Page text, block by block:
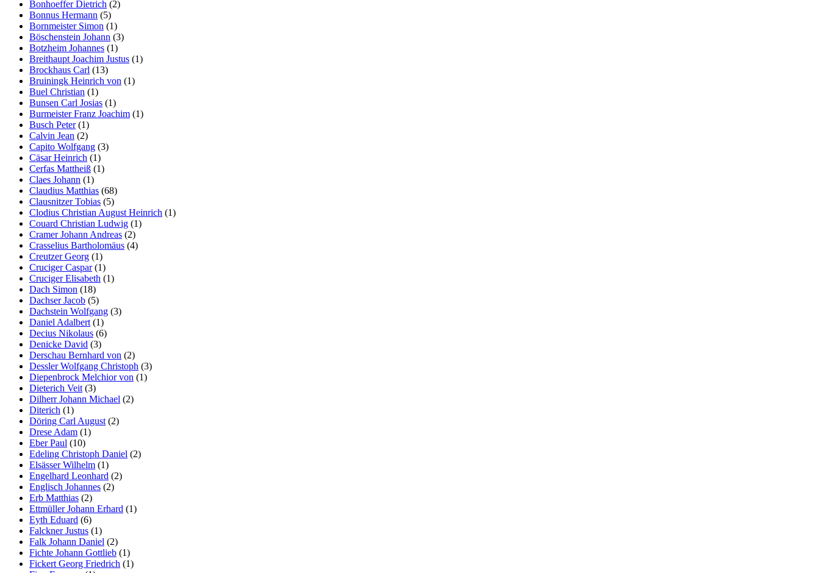
Bonhoeffer Dietrich (2)
Bonnus Hermann (5)
Bornmeister Simon (1)
Böschenstein Johann (3)
Botzheim Johannes (1)
Breithaupt Joachim Justus (1)
Brockhaus Carl (13)
Bruiningk Heinrich von (1)
Buel Christian (1)
Bunsen Carl Josias (1)
Burmeister Franz Joachim (1)
Busch Peter(1)
Calvin Jean (2)
Capito Wolfgang (3)
Cäsar Heinrich (1)
Cerfas Mattheiß (1)
Claes Johann (1)
Claudius Matthias (68)
Clausnitzer Tobias (5)
Clodius Christian August Heinrich (1)
Couard Christian Ludwig (1)
Cramer Johann Andreas (2)
Crasselius Bartholomäus (4)
Creutzer Georg (1)
Cruciger Caspar(1)
Cruciger Elisabeth (1)
Dach Simon (18)
Dachser Jacob (5)
Dachstein Wolfgang (3)
Daniel Adalbert (1)
Decius Nikolaus (6)
Denicke David (3)
Derschau Bernhard von (2)
Dessler Wolfgang Christoph (3)
Diepenbrock Melchior von (1)
Dieterich Veit (3)
Dilherr Johann Michael (2)
Diterich (1)
Döring Carl August (2)
Drese Adam (1)
Eber Paul (10)
Edeling Christoph Daniel (2)
Elsässer Wilhelm (1)
Engelhard Leonhard (2)
Englisch Johannes (2)
Erb Matthias (2)
Ettmüller Johann Erhard (1)
Eyth Eduard (6)
Falckner Justus (1)
Falk Johann Daniel (2)
Fichte Johann Gottlieb (1)
Fickert Georg Friedrich (1)